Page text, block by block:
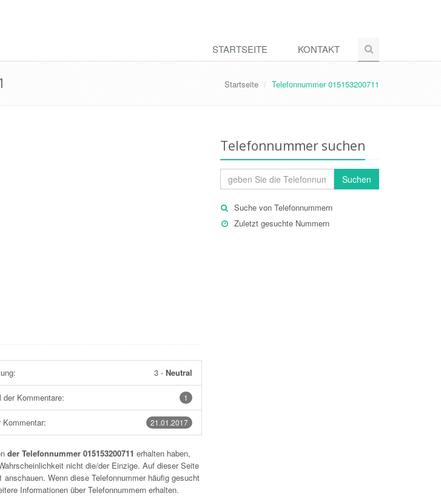
STARTSEITE KONTAKT
Startseite Telefonnummer 015153200711
3- Neutral
1
der Kommentare:
21.01.2017
Kommentar:
der Telefonnummer 015153200711 erhalten haben,
nicht die/der Einzige. Auf dieser Seite
anschauen. Wenn diese Telefonnummer häufig gesucht
Informationen über Telefonnummern erhalten.
Telefonnummer suchen
Suchen
Suche von Telefonnummern
Zuletzt gesuchte Nummern